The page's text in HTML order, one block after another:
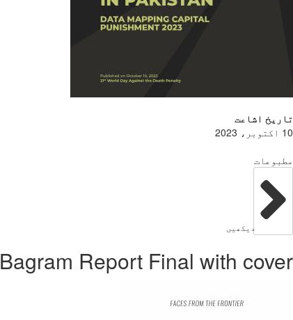
تاریخ اشاعت
10 اکتوبر، 2023
مطبوعات
دیکھیں
Bagram Report Final with cover